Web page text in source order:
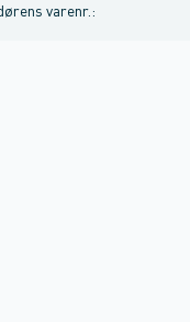
varenr. :